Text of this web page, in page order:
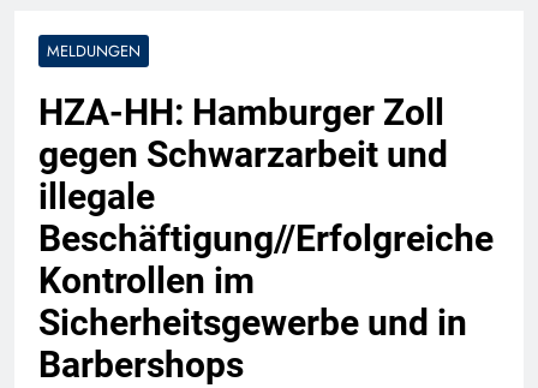
MELDUNGEN
HZA-HH: Hamburger Zoll
gegen Schwarzarbeit und
illegale
Beschäftigung//Erfolgreiche
Kontrollen im
Sicherheitsgewerbe und in
Barbershops